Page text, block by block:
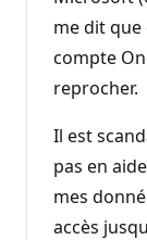
me dit
compte
reprocher.
Il est
pas en
mes
accès